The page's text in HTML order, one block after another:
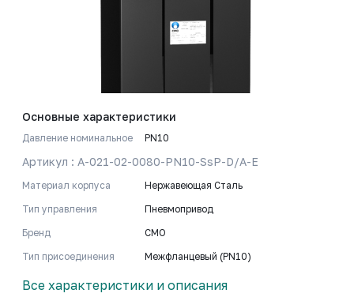
Основные характеристики
Давление номинальное PN10
Артикул : A-021-02-0080-PN10-SsP-D/A-E
Материал корпуса
Нержавеющая Сталь
Тип управления
Пневмопривод
Бренд
CMO
Тип присоединения
Межфланцевый (PN10)
Все характеристики и описания